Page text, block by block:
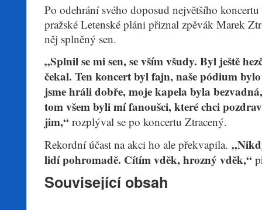
Po odehrání svého doposud největšího
pražské Letenské pláni přiznal zpěvák Marek
něj splněný sen.
„Splnil se mi sen, se vším všudy. Byl ještě
čekal. Ten koncert byl fajn, naše pódium
jsme hráli dobře, moje kapela byla
tom všem byli mí fanoušci, které chci
jim,“ rozplýval se po koncertu Ztracený.
Rekordní účast na akci ho ale překvapila.
lidí pohromadě. Cítím vděk, hrozný vděk,“
Související obsah